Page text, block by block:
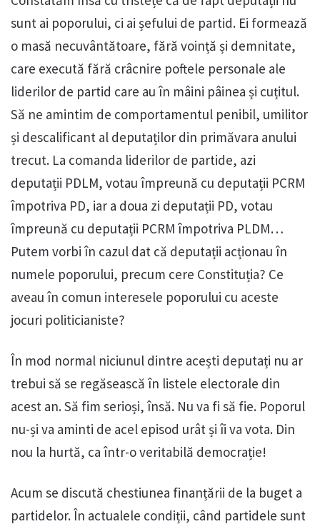
sunt ai poporului, ci ai șefului de partid. Ei formează
o masă necuvântătoare, fără voință și demnitate,
care execută fără crâcnire poftele personale ale
liderilor de partid care au în mâini pâinea și cuțitul.
Să ne amintim de comportamentul penibil, umilitor
și descalificant al deputaților din primăvara anului
trecut. La comanda liderilor de partide, azi
deputații PDLM, votau împreună cu deputații PCRM
împotriva PD, iar a doua zi deputații PD, votau
împreună cu deputații PCRM împotriva PLDM…
Putem vorbi în cazul dat că deputații acționau în
numele poporului, precum cere Constituția? Ce
aveau în comun interesele poporului cu aceste
jocuri politicianiste?
În mod normal niciunul dintre acești deputați nu ar
trebui să se regăsească în listele electorale din
acest an. Să fim serioși, însă. Nu va fi să fie. Poporul
nu-și va aminti de acel episod urât și îi va vota. Din
nou la hurtă, ca într-o veritabilă democrație!
Acum se discută chestiunea finanțării de la buget a
partidelor. În actualele condiții, când partidele sunt